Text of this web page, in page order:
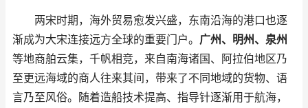
两宋时期，海外贸易愈发兴盛，东南沿海的港口也逐
渐成为大宋连接远方全球的重要门户。 广州、明州、泉州
等地商舶云集，千帆相竞，来自南海诸国、阿拉伯地区乃
至更远海域的商人往来其间，带来了不同地域的货物、语
言乃至风俗。随着造船技术提高、指导针逐渐用于航海，